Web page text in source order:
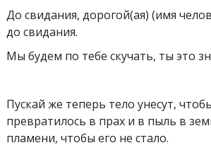
До свидания, дорогой(ая) (имя
до свидания.
Мы будем по тебе скучать, ты это
Пускай же теперь тело унесут,
превратилось в прах и в пыль в
пламени, чтобы его не cтaло.